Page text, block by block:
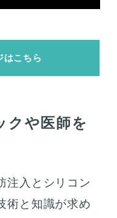
はこちら
クや医師を
注入とシリコン
術と知識が求め